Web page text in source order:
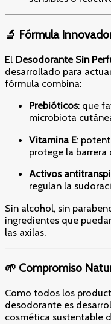
🔬 Fórmula
El Desodorante Sin
desarrollado para
fórmula combina:
Prebióticos: que
microbiota
Vitamina E:
protege la barrera
Activos
regulan la
Sin alcohol, sin
ingredientes que
las axilas.
🌱 Compromiso
Como todos los
desodorante es
cosmética sustentable